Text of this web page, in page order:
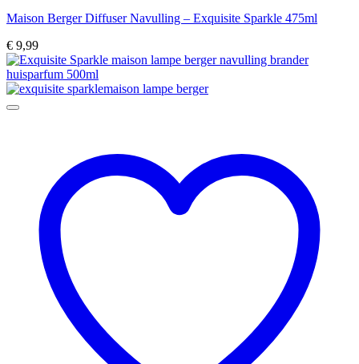
Maison Berger Diffuser Navulling – Exquisite Sparkle 475ml
€ 9,99